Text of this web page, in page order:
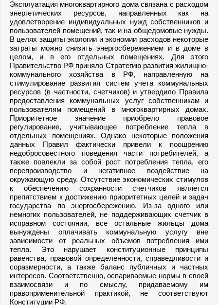
Эксплуатация многоквартирного дома связана с расходом
энергетических ресурсов, направленных как на
удовлетворение индивидуальных нужд собственников и
пользователей помещений, так и на общедомовые нужды.
В целях защиты экологии и экономии расходов некоторые
затраты можно снизить энергосбережением и в доме в
целом, и в его отдельных помещениях. Для этого
Правительство РФ приняло Стратегию развития жилищно-
коммунального хозяйства в РФ, направленную на
стимулирование развития систем учета коммунальных
ресурсов (в частности, счетчиков) и утвердило Правила
предоставления коммунальных услуг собственникам и
пользователям помещений в многоквартирных домах.
Приоритетное значение приобрело правовое
регулирование, учитывающее потребление тепла в
отдельных помещениях. Однако некоторые положения
данных Правил фактически привели к поощрению
недобросовестного поведения части потребителей, а
также повлекли за собой рост потребления тепла, его
перепроизводство и негативное воздействие на
окружающую среду. Отсутствие экономических стимулов
к обеспечению сохранности счетчиков является
препятствием к достижению приоритетных целей и задач
государства по энергосбережению. Из-за одного или
немногих пользователей, не поддерживающих счетчик в
исправном состоянии, все остальные жильцы дома
вынуждены оплачивать коммунальную услугу вне
зависимости от реальных объемов потребления ими
тепла. Это нарушает конституционные принципы
равенства, правовой определенности, справедливости и
соразмерности, а также баланс публичных и частных
интересов. Соответственно, оспариваемые нормы в своей
взаимосвязи и по смыслу, придаваемому им
правоприменительной практикой, не соответствуют
Конституции РФ.